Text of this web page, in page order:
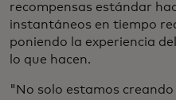
recompensas estándar
instantáneos en tiempo
poniendo la experiencia
lo que hacen.
"No solo estamos